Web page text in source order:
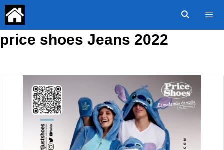
Saltar
contenido
price shoes Jeans 2022